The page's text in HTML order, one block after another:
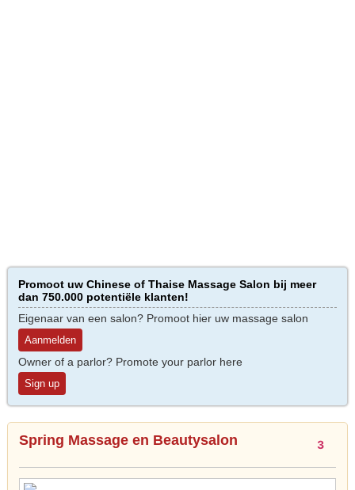
Promoot uw Chinese of Thaise Massage Salon bij meer
dan 750.000 potentiële klanten!
Eigenaar van een salon? Promoot hier uw massage salon
Aanmelden
Owner of a parlor? Promote your parlor here
Sign up
Spring Massage en Beautysalon 3